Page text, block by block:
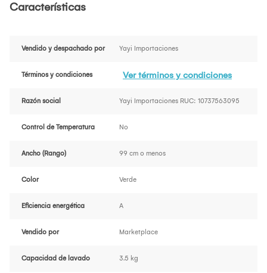
Características
Vendido y despachado por Yayi Importaciones
Términos y condiciones Ver términos y condiciones
Razón social Yayi Importaciones RUC: 10737563095
Control de Temperatura No
Ancho (Rango) 99 cm o menos
Color Verde
Eficiencia energética A
Vendido por Marketplace
Capacidad de lavado 3.5 kg